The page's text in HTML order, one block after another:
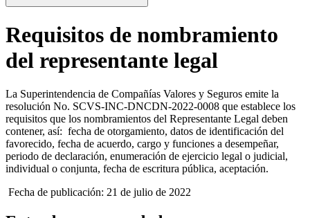
Requisitos de nombramiento
del representante legal
La Superintendencia de Compañías Valores y Seguros emite la
resolución No. SCVS-INC-DNCDN-2022-0008 que establece los
requisitos que los nombramientos del Representante Legal deben
contener, así: fecha de otorgamiento, datos de identificación del
favorecido, fecha de acuerdo, cargo y funciones a desempeñar,
periodo de declaración, enumeración de ejercicio legal o judicial,
individual o conjunta, fecha de escritura pública, aceptación.
Fecha de publicación: 21 de julio de 2022